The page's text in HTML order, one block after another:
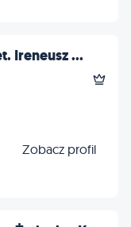
Ireneusz ...
Zobacz profil